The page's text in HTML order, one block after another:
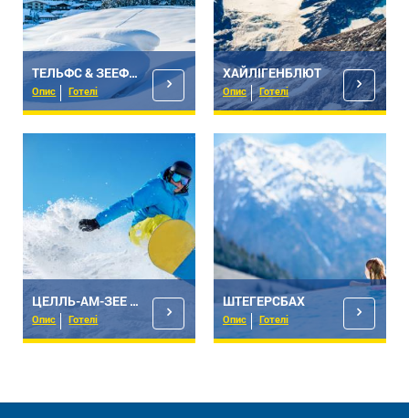
ТЕЛЬФС & ЗЕЕФЕЛЬД
Опис Готелі
ХАЙЛІГЕНБЛЮТ
Опис Готелі
ЦЕЛЛЬ-АМ-ЗЕЕ - КАПРУН
Опис Готелі
ШТЕГЕРСБАХ
Опис Готелі